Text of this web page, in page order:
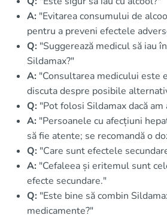
A: "Evitarea consumului de
pentru a preveni efectele
Q: "Suggerează medicul să iau
Sildamax?"
A: "Consultarea medicului este
discuta despre posibile
Q: "Pot folosi Sildamax dacă
A: "Persoanele cu afecțiuni
să fie atente; se recomandă o
Q: "Care sunt efectele
A: "Cefaleea și eritemul sunt
efecte secundare."
Q: "Este bine să combin
medicamente?"